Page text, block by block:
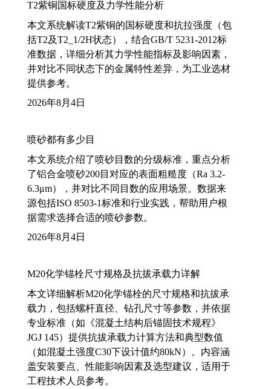
T2紫铜国标硬度及力学性能分析
本文系统解读T2紫铜的国标硬度和抗拉强度（包
括T2及T2_1/2H状态），结合GB/T 5231-2012标
准数据，详细分析其力学性能指标及影响因素，
并对比不同状态下的金属特性差异，为工业选材
提供参考。
2026年8月4日
喷砂都有多少目
本文系统介绍了喷砂目数的分级标准，重点分析
了铝合金喷砂200目对应的表面粗糙度（Ra 3.2-
6.3μm），并对比不同目数的应用场景。数据来
源包括ISO 8503-1标准和行业实践，帮助用户根
据需求选择合适的喷砂参数。
2026年8月4日
M20化学锚栓尺寸规格及抗拔承载力详解
本文详细解析M20化学锚栓的尺寸规格和抗拔承
载力，包括螺杆直径、钻孔尺寸等参数，并依据
专业标准（如《混凝土结构后锚固技术规程》
JGJ 145）提供抗拔承载力计算方法和典型数值
（如混凝土强度C30下设计值约80kN）。内容涵
盖安装要点、性能影响因素及选型建议，适用于
工程技术人员参考。